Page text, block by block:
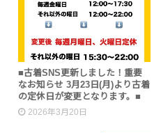
■古着SNS更新しました！重要
なお知らせ 3月23日(月)より古着
の定休日が変更となります。■
2026年3月20日